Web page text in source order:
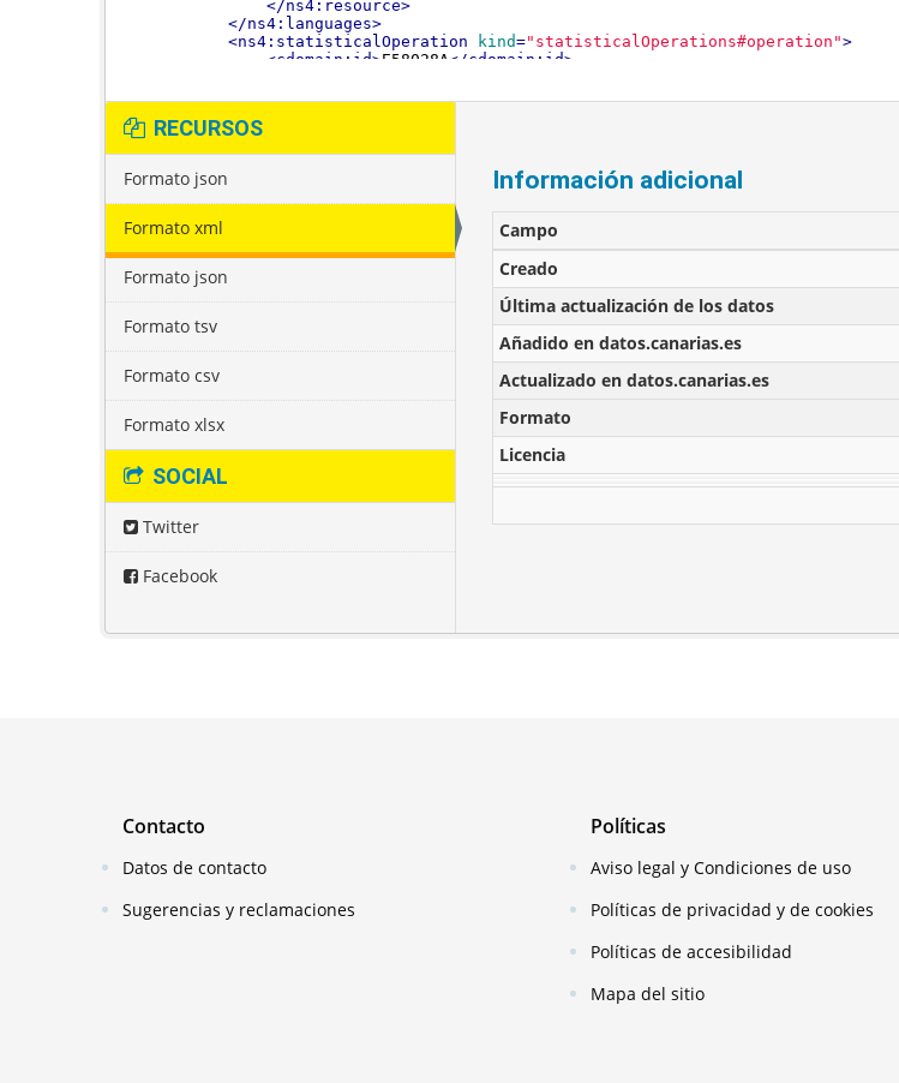
RECURSOS
Formato json
Formato xml
Formato json
Formato tsv
Formato csv
Formato xlsx
SOCIAL
Twitter
Facebook
Información adicional
Campo
Creado
Última actualización de los datos
Añadido en datos.canarias.es
Actualizado en datos.canarias.es
Formato
Licencia
Contacto
Datos de contacto
Sugerencias y reclamaciones
Políticas
Aviso legal y Condiciones de uso
Políticas de privacidad y de cookies
Políticas de accesibilidad
Mapa del sitio